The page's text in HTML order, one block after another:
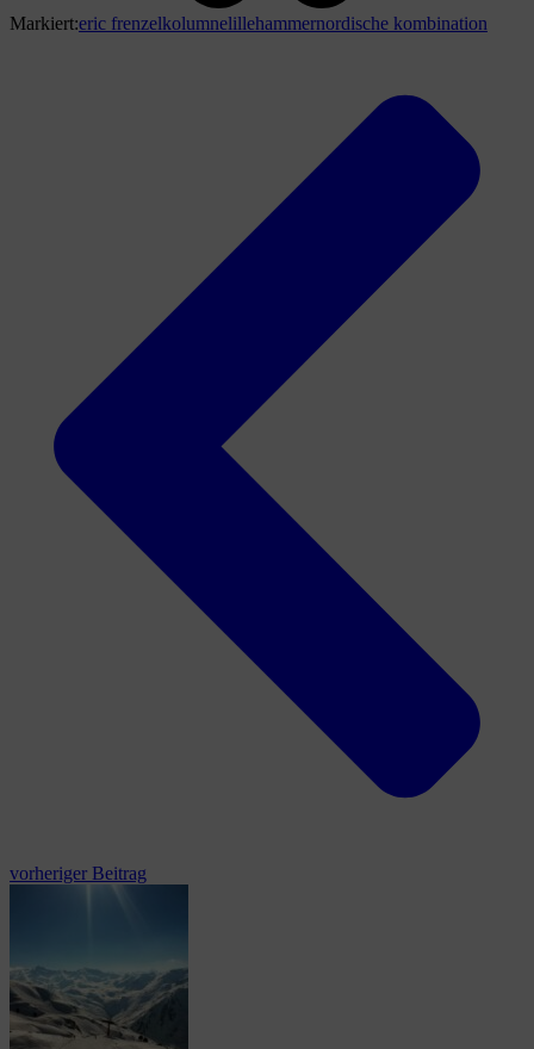
Markiert:eric frenzelkolumnelillehammernordische kombination
vorheriger Beitrag